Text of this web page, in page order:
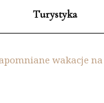
Turystyka
wakacje